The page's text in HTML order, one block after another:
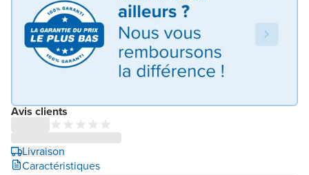
Avis clients
Livraison
Caractéristiques